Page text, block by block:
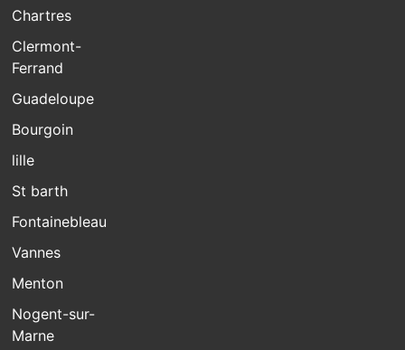
Chartres
Clermont-
Ferrand
Guadeloupe
Bourgoin
lille
St barth
Fontainebleau
Vannes
Menton
Nogent-sur-
Marne